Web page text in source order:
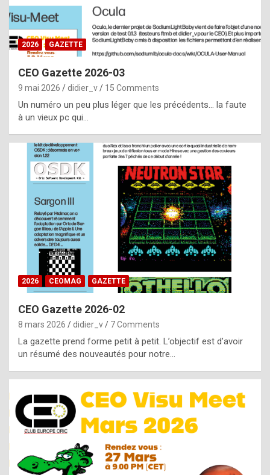
a
s
i
e
f
o
m
m
a
y
b
e
b
y
g
e
n
u
i
n
e
R
o
2026 GAZETTE
CEO Gazette 2026-03
9 mai 2026 didier_v 15 Comments
Un numéro un peu plus léger que les précédents… la faute
à un vieux pc qui…
2026 CEOMAG GAZETTE
CEO Gazette 2026-02
8 mars 2026 didier_v 7 Comments
La gazette prend forme petit à petit. L’objectif est d’avoir
un résumé des nouveautés pour notre…